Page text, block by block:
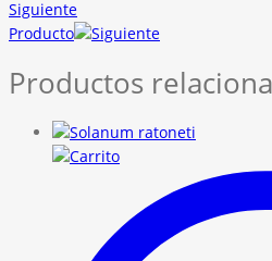
Siguiente
Producto
Productos